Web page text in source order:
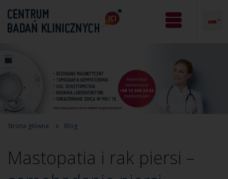
Strona główna Blog
Mastopatia i rak piersi –